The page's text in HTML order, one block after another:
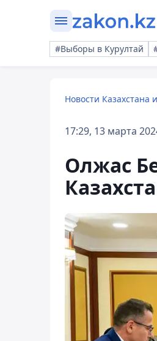
#Выборы в Курултай
Новости Казахстана
17:29, 13 марта
Олжас